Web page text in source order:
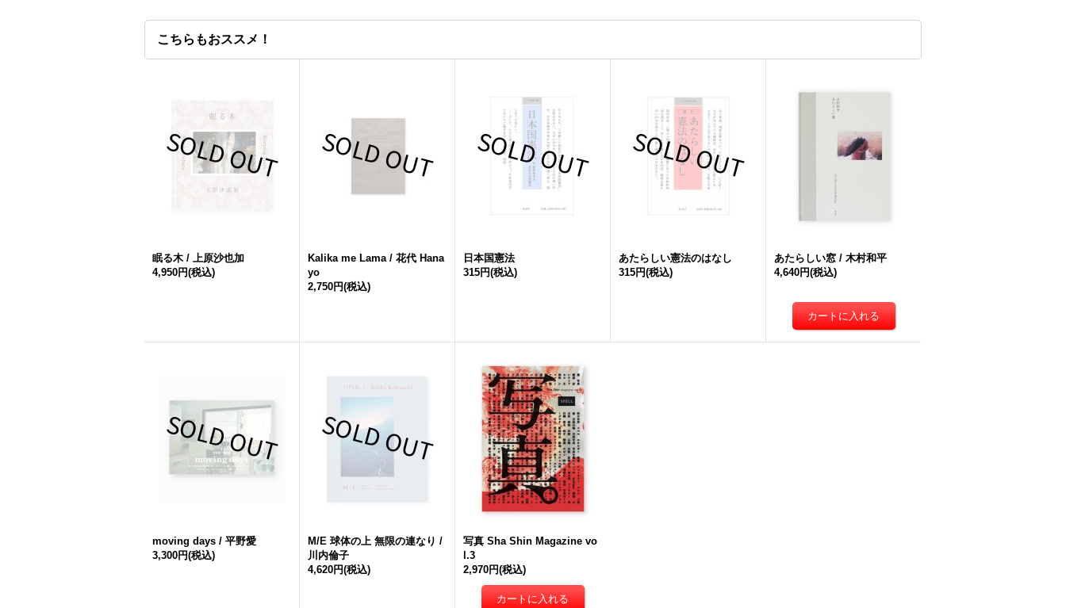
こちらもおススメ！
眠る木 / 上原沙也加
4,950円(税込)
Kalika me Lama / 花代 Hana
yo
2,750円(税込)
日本国憲法
315円(税込)
あたらしい憲法のはなし
315円(税込)
あたらしい窓 / 木村和平
4,640円(税込)
moving days / 平野愛
3,300円(税込)
M/E 球体の上 無限の連なり /
川内倫子
4,620円(税込)
写真 Sha Shin Magazine vo
l.3
2,970円(税込)